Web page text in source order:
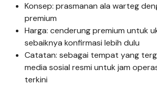
Konsep: prasmanan ala warteg
premium
Harga: cenderung premium untuk
sebaiknya konfirmasi lebih dulu
Catatan: sebagai tempat yang
media sosial resmi untuk jam
terkini